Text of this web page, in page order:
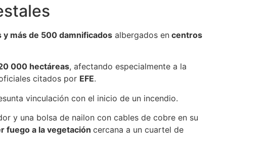
y más de 500 damnificados albergados en centros
000 hectáreas, afectando especialmente a la
citados por EFE.
vinculación con el inicio de un incendio.
y una bolsa de nailon con cables de cobre en su
fuego a la vegetación cercana a un cuartel de